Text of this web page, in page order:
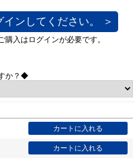
ンしてください。 ＞
か？◆